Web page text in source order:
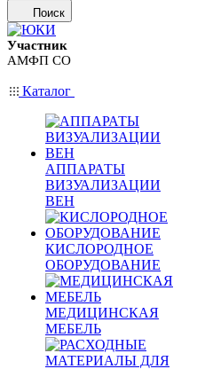
Поиск
Участник
АМФП СО
Каталог
АППАРАТЫ
ВИЗУАЛИЗАЦИИ
ВЕН
КИСЛОРОДНОЕ
ОБОРУДОВАНИЕ
МЕДИЦИНСКАЯ
МЕБЕЛЬ